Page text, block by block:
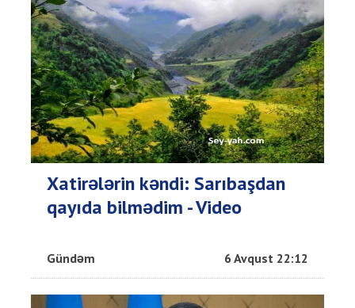
Xatirələrin kəndi: Sarıbaşdan
qayıda bilmədim - Video
Gündəm 6 Avqust 22:12